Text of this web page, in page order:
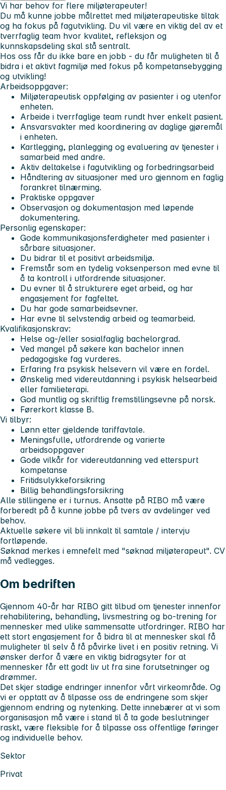
Vi har behov for flere miljøterapeuter!
Du må kunne jobbe målrettet med miljøterapeutiske tiltak
og ha fokus på fagutvikling. Du vil være en viktig del av et
tverrfaglig team hvor kvalitet, refleksjon og
kunnskapsdeling skal stå sentralt.
Hos oss får du ikke bare en jobb - du får muligheten til å
bidra i et aktivt fagmiljø med fokus på kompetansebygging
og utvikling!
Arbeidsoppgaver:
Miljøterapeutisk oppfølging av pasienter i og utenfor
enheten.
Arbeide i tverrfaglige team rundt hver enkelt pasient.
Ansvarsvakter med koordinering av daglige gjøremål
i enheten.
Kartlegging, planlegging og evaluering av tjenester i
samarbeid med andre.
Aktiv deltakelse i fagutvikling og forbedringsarbeid
Håndtering av situasjoner med uro gjennom en faglig
forankret tilnærming.
Praktiske oppgaver
Observasjon og dokumentasjon med løpende
dokumentering.
Personlig egenskaper:
Gode kommunikasjonsferdigheter med pasienter i
sårbare situasjoner.
Du bidrar til et positivt arbeidsmiljø.
Fremstår som en tydelig voksenperson med evne til
å ta kontroll i utfordrende situasjoner.
Du evner til å strukturere eget arbeid, og har
engasjement for fagfeltet.
Du har gode samarbeidsevner.
Har evne til selvstendig arbeid og teamarbeid.
Kvalifikasjonskrav:
Helse og-/eller sosialfaglig bachelorgrad.
Ved mangel på søkere kan bachelor innen
pedagogiske fag vurderes.
Erfaring fra psykisk helsevern vil være en fordel.
Ønskelig med videreutdanning i psykisk helsearbeid
eller familieterapi.
God muntlig og skriftlig fremstillingsevne på norsk.
Førerkort klasse B.
Vi tilbyr:
Lønn etter gjeldende tariffavtale.
Meningsfulle, utfordrende og varierte
arbeidsoppgaver
Gode vilkår for videreutdanning ved etterspurt
kompetanse
Fritidsulykkeforsikring
Billig behandlingsforsikring
Alle stillingene er i turnus. Ansatte på RIBO må være
forberedt på å kunne jobbe på tvers av avdelinger ved
behov.
Aktuelle søkere vil bli innkalt til samtale / intervju
fortløpende.
Søknad merkes i emnefelt med "søknad miljøterapeut". CV
må vedlegges.
Om bedriften
Gjennom 40-år har RIBO gitt tilbud om tjenester innenfor
rehabilitering, behandling, livsmestring og bo-trening for
mennesker med ulike sammensatte utfordringer. RIBO har
ett stort engasjement for å bidra til at mennesker skal få
muligheter til selv å få påvirke livet i en positiv retning. Vi
ønsker derfor å være en viktig bidragsyter for at
mennesker får ett godt liv ut fra sine forutsetninger og
drømmer.
Det skjer stadige endringer innenfor vårt virkeområde. Og
vi er opptatt av å tilpasse oss de endringene som skjer
gjennom endring og nytenking. Dette innebærer at vi som
organisasjon må være i stand til å ta gode beslutninger
raskt, være fleksible for å tilpasse oss offentlige føringer
og individuelle behov.
Sektor
Privat